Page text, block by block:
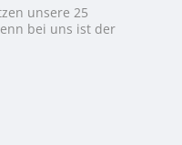
unsere 25
bei uns ist der